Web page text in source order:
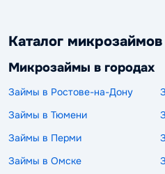
Каталог микрозаймов
Микрозаймы в городах
Займы в Ростове-на-Дону
Займы в Тюмени
Займы в Перми
Займы в Омске